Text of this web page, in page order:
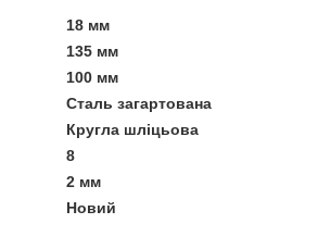
18 мм
135 мм
100 мм
Сталь загартована
Кругла шліцьова
8
2 мм
Новий